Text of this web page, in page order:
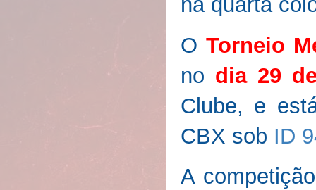
O Torneio
no dia 29
Clube, e
CBX sob ID
A